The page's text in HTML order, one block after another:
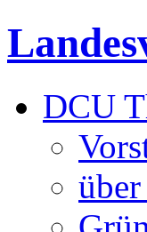
DCU